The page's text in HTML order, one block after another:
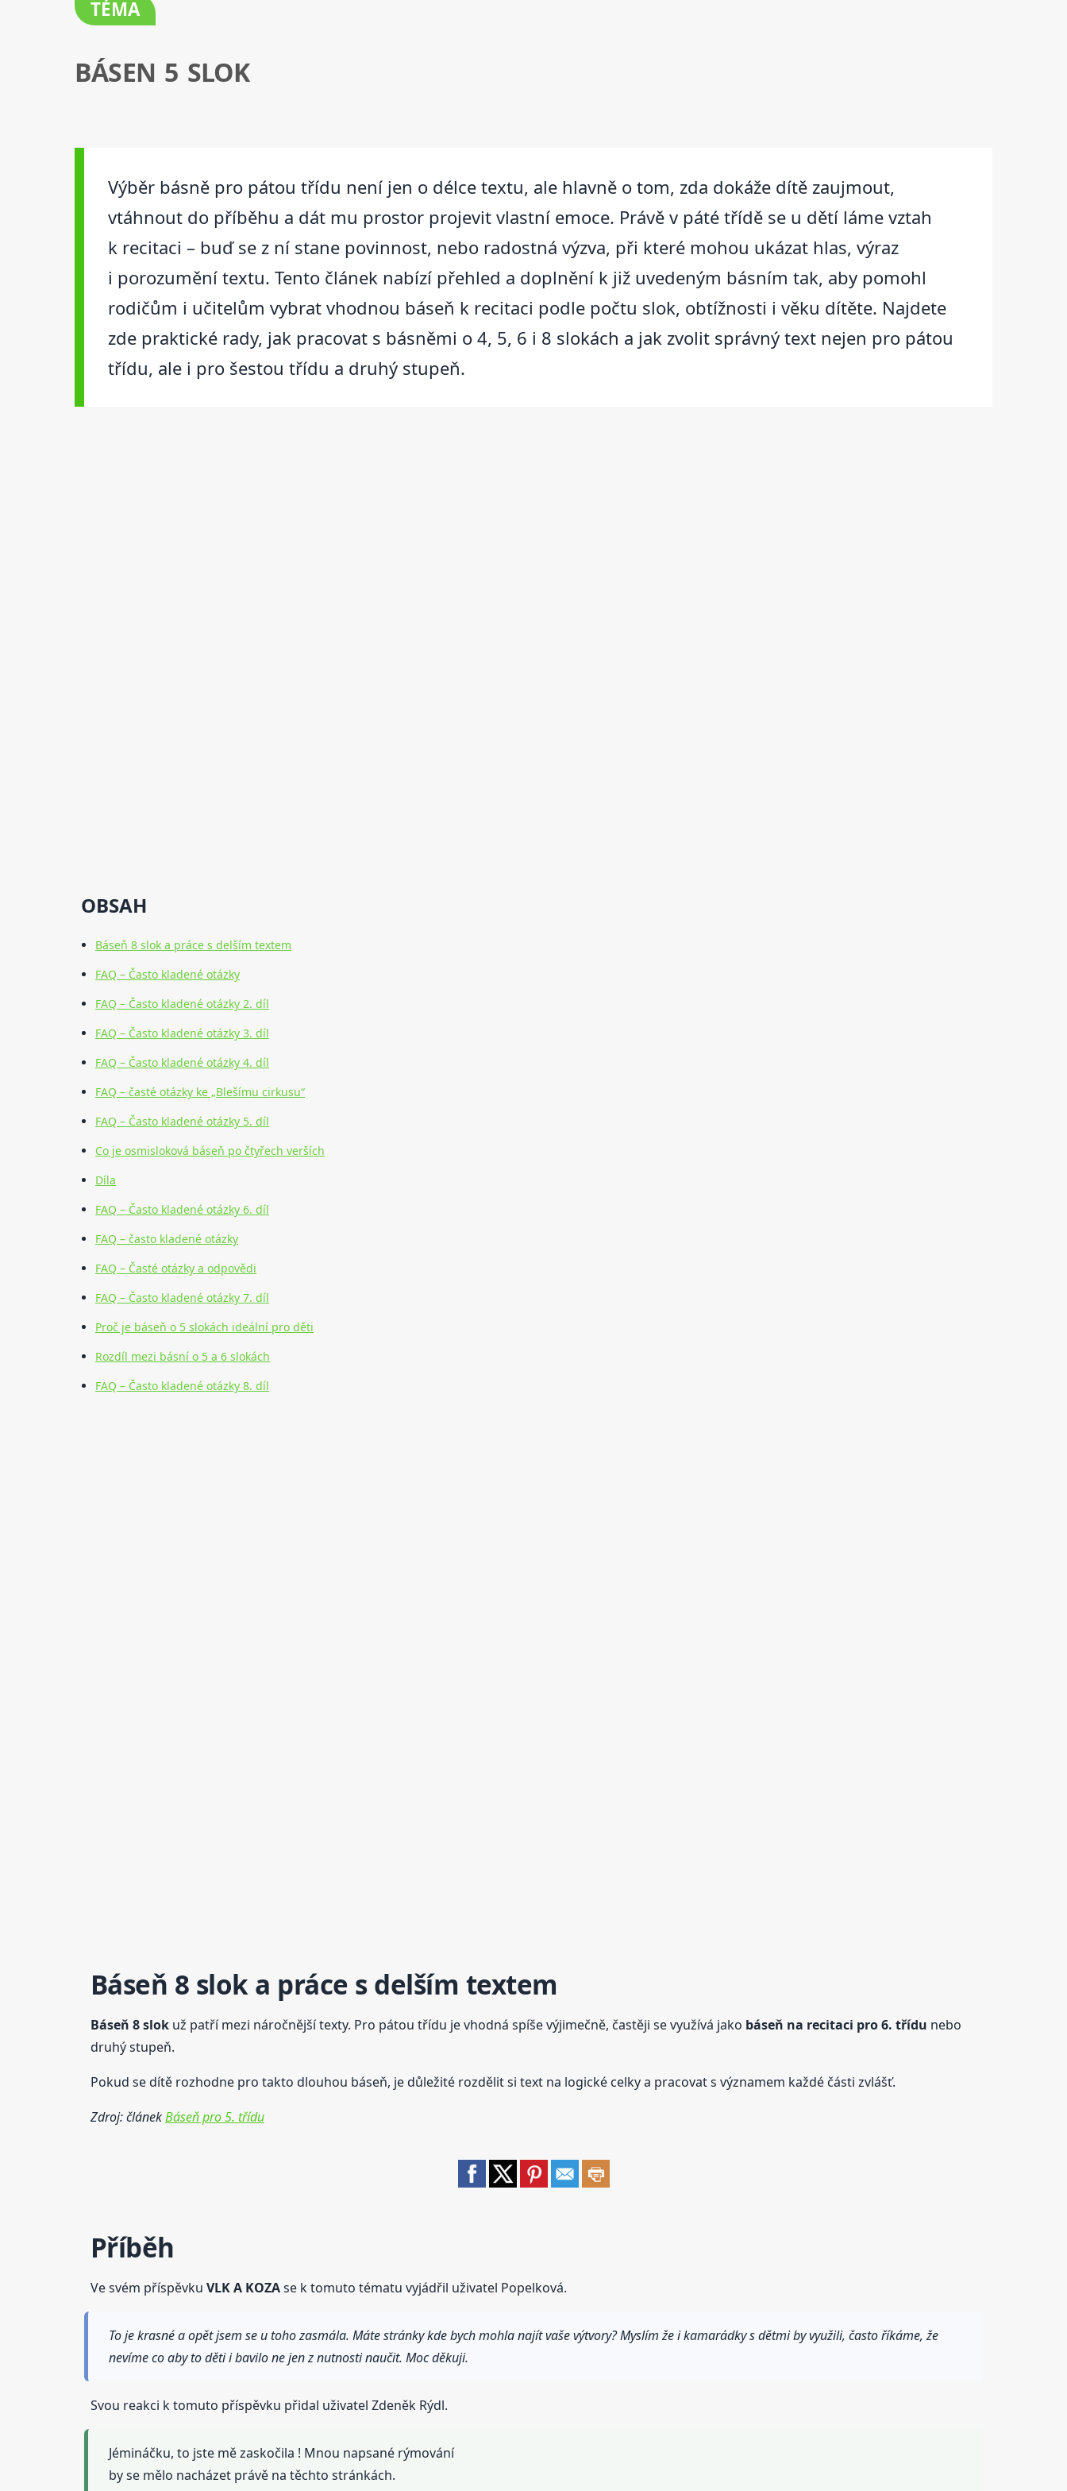
TÉMA
BÁSEN 5 SLOK
Výběr básně pro pátou třídu není jen o délce textu, ale hlavně o tom, zda dokáže dítě zaujmout,
vtáhnout do příběhu a dát mu prostor projevit vlastní emoce. Právě v páté třídě se u dětí láme vztah
k recitaci – buď se z ní stane povinnost, nebo radostná výzva, při které mohou ukázat hlas, výraz
i porozumění textu. Tento článek nabízí přehled a doplnění k již uvedeným básním tak, aby pomohl
rodičům i učitelům vybrat vhodnou báseň k recitaci podle počtu slok, obtížnosti i věku dítěte. Najdete
zde praktické rady, jak pracovat s básněmi o 4, 5, 6 i 8 slokách a jak zvolit správný text nejen pro pátou
třídu, ale i pro šestou třídu a druhý stupeň.
OBSAH
Báseň 8 slok a práce s delším textem
FAQ – Často kladené otázky
FAQ – Často kladené otázky 2. díl
FAQ – Často kladené otázky 3. díl
FAQ – Často kladené otázky 4. díl
FAQ – časté otázky ke „Blešímu cirkusu“
FAQ – Často kladené otázky 5. díl
Co je osmisloková báseň po čtyřech verších
Díla
FAQ – Často kladené otázky 6. díl
FAQ – často kladené otázky
FAQ – Časté otázky a odpovědi
FAQ – Často kladené otázky 7. díl
Proč je báseň o 5 slokách ideální pro děti
Rozdíl mezi básní o 5 a 6 slokách
FAQ – Často kladené otázky 8. díl
Báseň 8 slok a práce s delším textem
Báseň 8 slokuž patří mezi náročnější texty. Pro pátou třídu je vhodná spíše výjimečně, častěji se využívá jako báseň na recitaci pro 6. třídu nebo
druhý stupeň.
Pokud se dítě rozhodne pro takto dlouhou báseň, je důležité rozdělit si text na logické celky a pracovat s významem každé části zvlášť.
Zdroj: článekBáseň pro 5. třídu
Příběh
Ve svém příspěvku VLK A KOZAse k tomuto tématu vyjádřil uživatel Popelková.
To je krasné a opět jsem se u toho zasmála. Máte stránky kde bych mohla najít vaše výtvory? Myslím že i kamarádky s dětmi by využili, často říkáme, že
nevíme co aby to děti i bavilo ne jen z nutnosti naučit. Moc děkuji.
Svou reakci k tomuto příspěvku přidal uživatel Zdeněk Rýdl.
Jémináčku, to jste mě zaskočila ! Mnou napsané rýmování
by se mělo nacházet právě na těchto stránkách.